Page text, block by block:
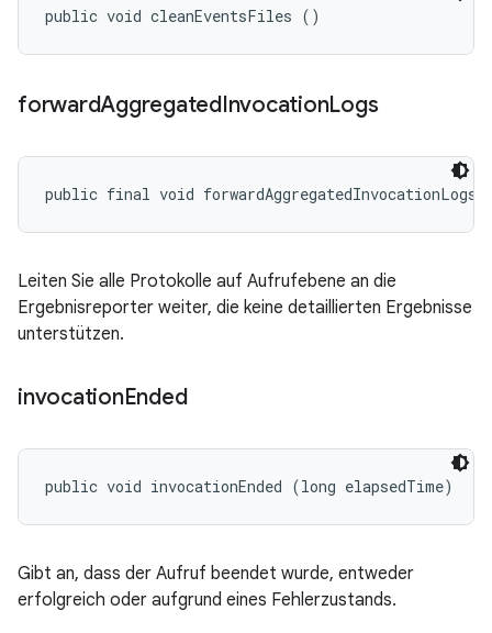
public void cleanEventsFiles ()
forwardAggregatedInvocationLogs
public final void forwardAggregatedInvocationLogs
Leiten Sie alle Protokolle auf Aufrufebene an die
Ergebnisreporter weiter, die keine detaillierten Ergebnisse
unterstützen.
invocationEnded
public void invocationEnded (long elapsedTime)
Gibt an, dass der Aufruf beendet wurde, entweder
erfolgreich oder aufgrund eines Fehlerzustands.